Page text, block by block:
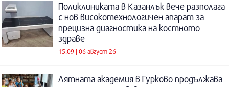
Поликлиниката в Казанлък вече разполага
с нов високотехнологичен апарат за
прецизна диагностика на костното
здраве
15:09 | 06 август 26
Лятната академия в Гурково продължава